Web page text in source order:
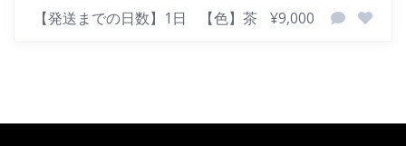
【発送までの日数】1日 【色】茶 ¥9,000